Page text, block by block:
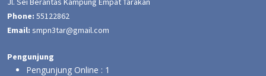
Phone: 55122862
Email: smpn3tar@gmail.com
Pengunjung
Pengunjung Online : 1